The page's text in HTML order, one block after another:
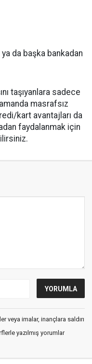
da başka bankadan
taşıyanlara sadece
masrafsız
kart avantajları da
faydalanmak için
veya imalar, inançlara saldırı
yazılmış yorumlar